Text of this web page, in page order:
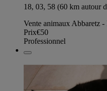
18, 03, 58 (60 km autour
Vente animaux Abbaretz
Prix€50
Professionnel